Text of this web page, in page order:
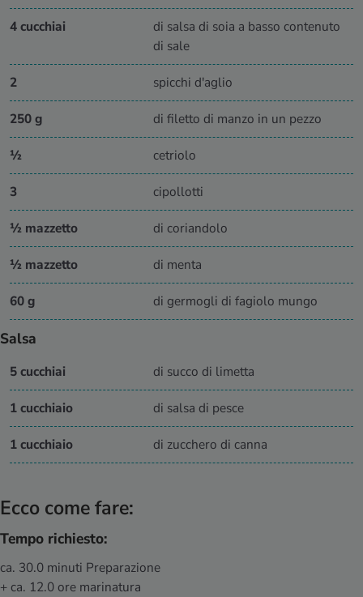
4 cucchiai
di salsa di soia a basso contenuto
di sale
2 spicchi d'aglio
250 g di filetto di manzo in un pezzo
½ cetriolo
3 cipollotti
½ mazzetto di coriandolo
½ mazzetto di menta
60 g di germogli di fagiolo mungo
Salsa
5 cucchiai di succo di limetta
1 cucchiaio di salsa di pesce
1 cucchiaio di zucchero di canna
Ecco come fare:
Tempo richiesto:
ca. 30.0 minuti Preparazione
+ ca. 12.0 ore marinatura